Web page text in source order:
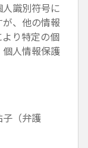
識別符号に
、他の情報
り特定の個
人情報保護
（弁護